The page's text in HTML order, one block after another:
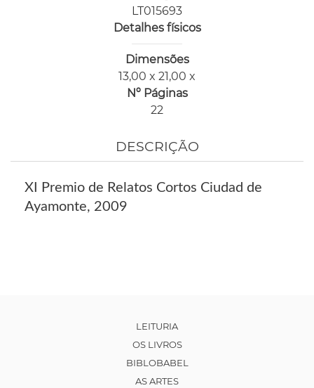
LT015693
Detalhes físicos
Dimensões
13,00 x 21,00 x
Nº Páginas
22
DESCRIÇÃO
XI Premio de Relatos Cortos Ciudad de
Ayamonte, 2009
LEITURIA
OS LIVROS
BIBLOBABEL
AS ARTES